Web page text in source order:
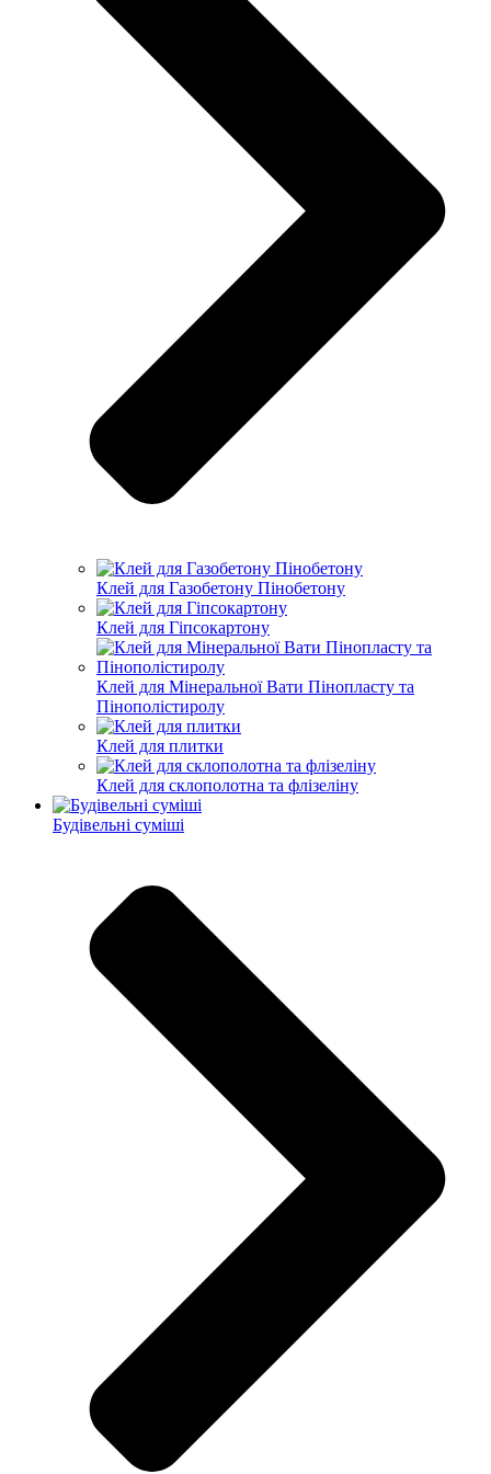
Клей для Газобетону Пінобетону
Клей для Гіпсокартону
Клей для Мінеральної Вати Пінопласту та
Пінополістиролу
Клей для плитки
Клей для склополотна та флізеліну
Будівельні суміші